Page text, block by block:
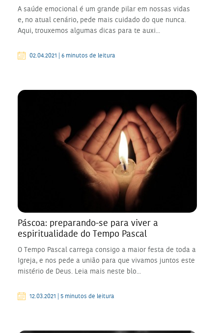
A saúde emocional é um grande pilar em nossas vidas
e, no atual cenário, pede mais cuidado do que nunca.
Aqui, trouxemos algumas dicas para te auxi...
02.04.2021 | 6 minutos de leitura
Páscoa: preparando-se para viver a
espiritualidade do Tempo Pascal
O Tempo Pascal carrega consigo a maior festa de toda a
Igreja, e nos pede a união para que vivamos juntos este
mistério de Deus. Leia mais neste blo...
12.03.2021 | 5 minutos de leitura